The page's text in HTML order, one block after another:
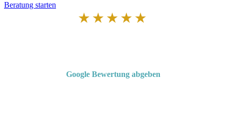
Beratung starten
★★★★★
Google Bewertung abgeben